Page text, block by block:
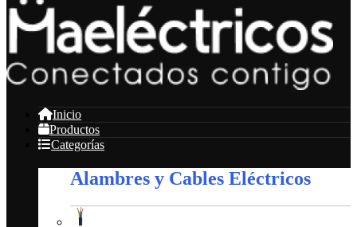
Inicio
Productos
Categorías
Alambres y Cables Eléctricos